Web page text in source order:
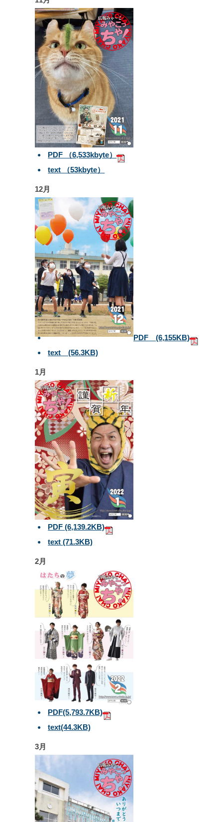
PDF （6,533kbyte）
text （53kbyte）
12月
PDF (6,155KB)
text(56.3KB)
1月
PDF(6,139.2KB)
text(71.3KB)
2月
PDF(5,793.7KB)
text(44.3KB)
3月